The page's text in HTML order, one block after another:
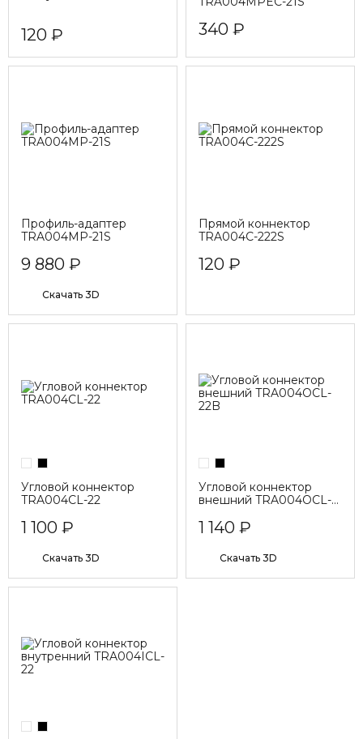
120 ₽ 340 ₽
Профиль-адаптер
TRA004MP-21S
9 880 ₽
Cкачать 3D
Прямой коннектор
TRA004C-222S
120 ₽
Угловой коннектор
TRA004CL-22
1 100 ₽
Cкачать 3D
Угловой коннектор
внешний TRA004OCL-
1 140 ₽
Cкачать 3D